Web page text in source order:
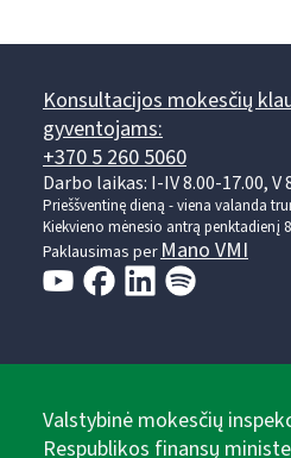
Konsultacijos mokesčių
gyventojams:
+370 5 260 5060
Darbo laikas: I-IV 8.00-17.00, V
Prieššventinę dieną - viena valanda
Kiekvieno mėnesio antrą penktadienį
Paklausimas per Mano VMI
Valstybinė mokesčių
Respublikos finansų